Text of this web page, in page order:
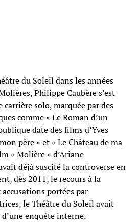
du Soleil dans les années
Philippe Caubère s’est
solo, marquée par des
comme « Le Roman d’un
date des films d’Yves
père » et « Le Château de ma
« Molière » d’Ariane
déjà suscité la controverse en
dès 2011, le recours à la
portées par
le Théâtre du Soleil avait
enquête interne.